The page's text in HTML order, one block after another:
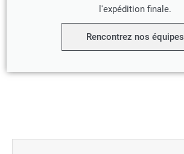
l'expédition finale.
Rencontrez nos équipes